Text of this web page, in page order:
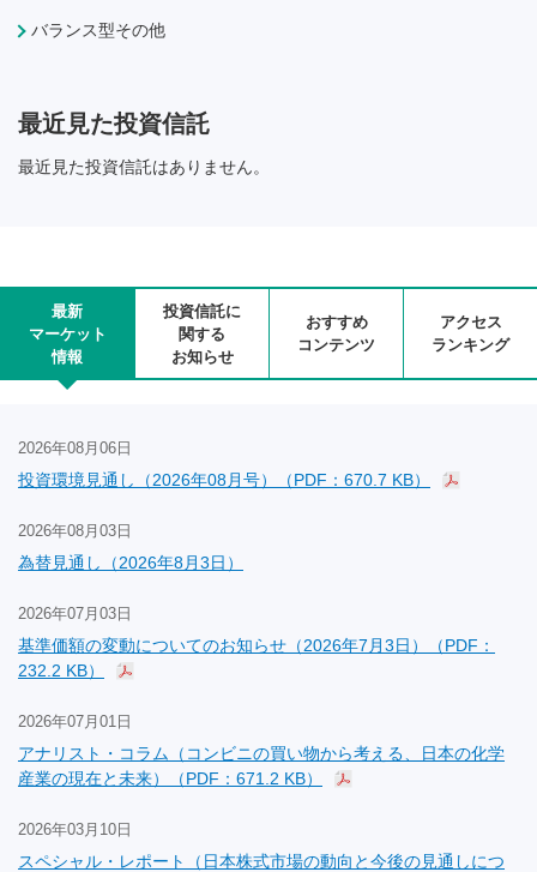
バランス型その他
最近見た投資信託
最近見た投資信託はありません。
最新
マーケット
情報
投資信託に
関する
お知らせ
おすすめ
コンテンツ
アクセス
ランキング
2026年08月06日
投資環境見通し（2026年08月号）（PDF：670.7 KB）
2026年08月03日
為替見通し（2026年8月3日）
2026年07月03日
基準価額の変動についてのお知らせ（2026年7月3日）（PDF：
232.2 KB）
2026年07月01日
アナリスト・コラム（コンビニの買い物から考える、日本の化学
産業の現在と未来）（PDF：671.2 KB）
2026年03月10日
スペシャル・レポート（日本株式市場の動向と今後の見通しにつ